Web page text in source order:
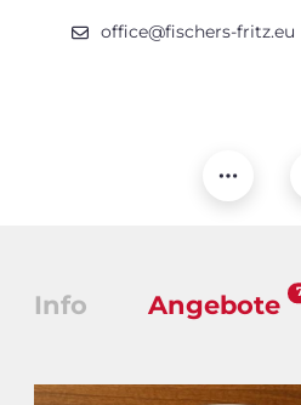
office@fischers-fritz.eu
Info Angebote